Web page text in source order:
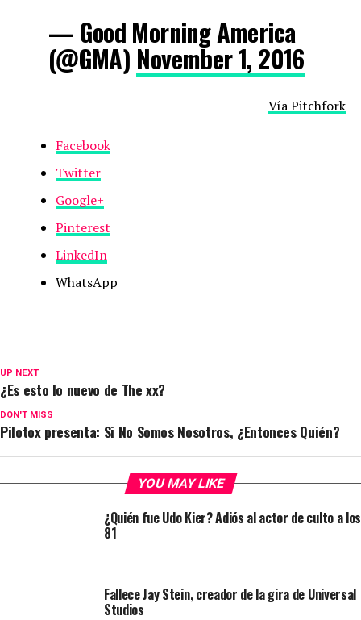
— Good Morning America
(@GMA) November 1, 2016
Vía Pitchfork
Facebook
Twitter
Google+
Pinterest
LinkedIn
WhatsApp
UP NEXT
¿Es esto lo nuevo de The xx?
DON'T MISS
Pilotox presenta: Si No Somos Nosotros, ¿Entonces Quién?
YOU MAY LIKE
¿Quién fue Udo Kier? Adiós al actor de culto a los
81
Fallece Jay Stein, creador de la gira de Universal
Studios